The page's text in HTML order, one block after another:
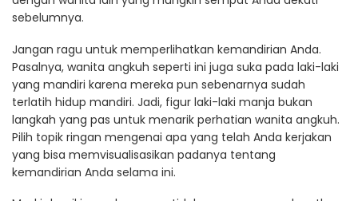
sebelumnya.
Jangan ragu untuk memperlihatkan kemandirian Anda.
Pasalnya, wanita angkuh seperti ini juga suka pada laki-laki
yang mandiri karena mereka pun sebenarnya sudah
terlatih hidup mandiri. Jadi, figur laki-laki manja bukan
langkah yang pas untuk menarik perhatian wanita angkuh.
Pilih topik ringan mengenai apa yang telah Anda kerjakan
yang bisa memvisualisasikan padanya tentang
kemandirian Anda selama ini.